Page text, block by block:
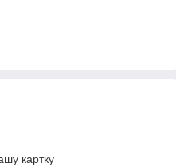
картку